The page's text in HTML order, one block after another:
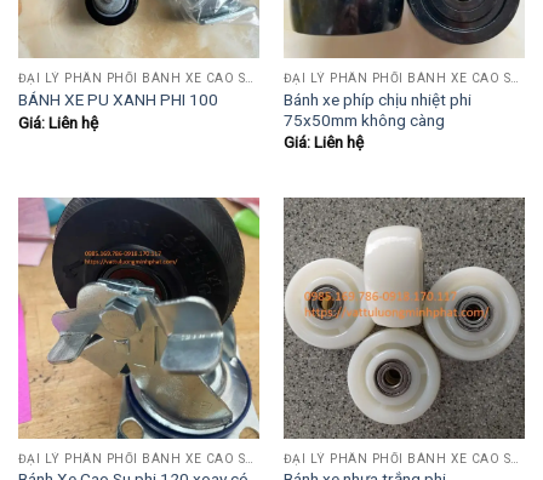
BÁNH XE PU XANH PHI 100
Giá: Liên hệ
Bánh xe phíp chịu nhiệt phi
75x50mm không càng
Giá: Liên hệ